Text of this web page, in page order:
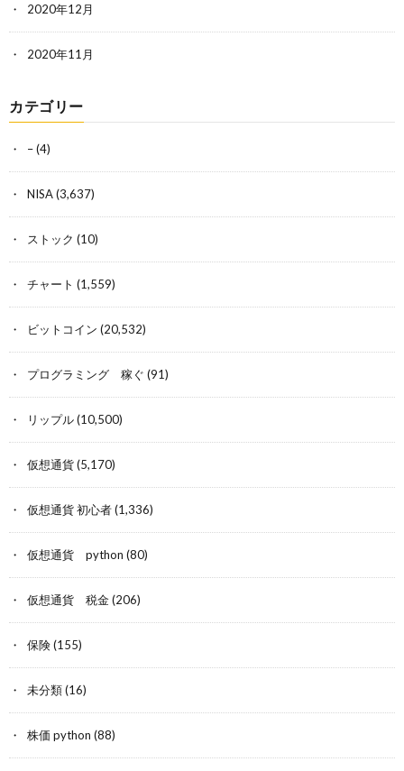
2020年12月
2020年11月
カテゴリー
–(4)
NISA(3,637)
ストック (10)
チャート (1,559)
ビットコイン (20,532)
プログラミング 稼ぐ (91)
リップル(10,500)
仮想通貨(5,170)
仮想通貨 初心者(1,336)
仮想通貨 python (80)
仮想通貨 税金(206)
保険(155)
未分類(16)
株価 python (88)